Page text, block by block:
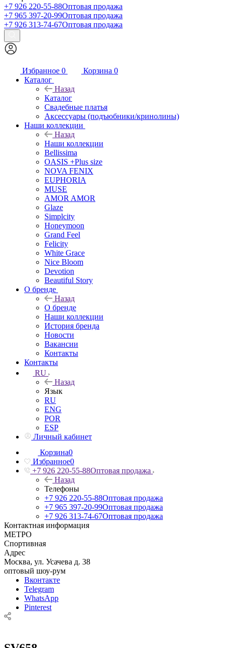
+7 926 220-55-88Оптовая продажа
+7 965 397-20-99Оптовая продажа
+7 926 313-74-67Оптовая продажа
Избранное 0 Корзина 0
Каталог
Назад
Каталог
Свадебные платья
Аксессуары (подъюбники/кринолины)
Наши коллекции
Назад
Наши коллекции
Bellissima
OASIS +Plus size
NOVA FENIX
EUPHORIA
MUSE
AMOR AMOR
Glaze
Simplcity
Honeymoon
Grand Feel
Felicity
White Grace
Nice Bloom
Devotion
Beautiful Story
О бренде
Назад
О бренде
Наши коллекции
История бренда
Новости
Вакансии
Контакты
Контакты
RU
Назад
Язык
RU
ENG
POR
ESP
Личный кабинет
Корзина0
Избранное0
+7 926 220-55-88Оптовая продажа
Назад
Телефоны
+7 926 220-55-88Оптовая продажа
+7 965 397-20-99Оптовая продажа
+7 926 313-74-67Оптовая продажа
Контактная информация
МЕТРО
Спортивная
Адрес
Москва, ул. Усачева д. 38
оптовый шоу-рум
Вконтакте
Telegram
WhatsApp
Pinterest